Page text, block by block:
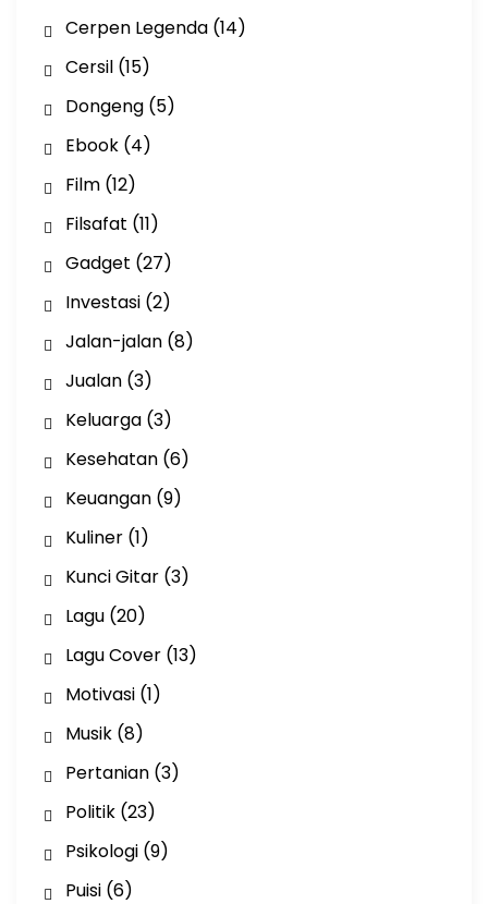
Cerpen Legenda(14)
Cersil(15)
Dongeng(5)
Ebook(4)
Film(12)
Filsafat (11)
Gadget (27)
Investasi(2)
Jalan-jalan(8)
Jualan(3)
Keluarga(3)
Kesehatan(6)
Keuangan(9)
Kuliner(1)
Kunci Gitar(3)
Lagu(20)
Lagu Cover(13)
Motivasi(1)
Musik(8)
Pertanian(3)
Politik(23)
Psikologi(9)
Puisi(6)